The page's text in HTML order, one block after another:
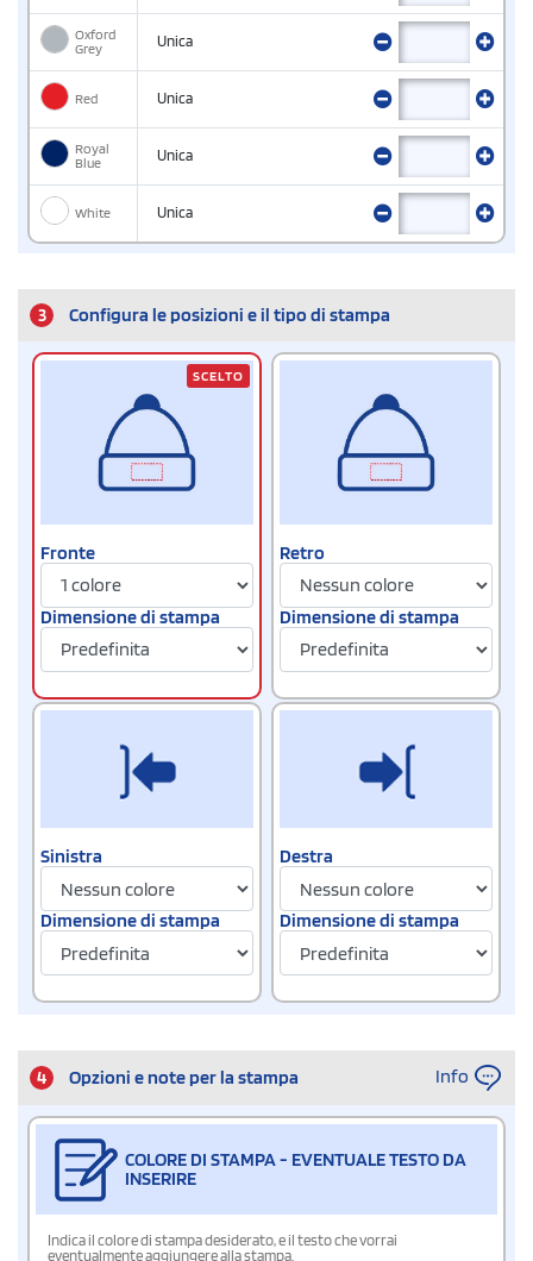
Oxford
Grey
Unica
Red Unica
Royal
Blue
Unica
White Unica
3 Configura le posizioni e il tipo di stampa
Fronte
Dimensione di stampa
SCELTO
Retro
Dimensione di stampa
Sinistra
Dimensione di stampa
Destra
Dimensione di stampa
4 Opzioni e note per la stampa Info
COLORE DI STAMPA - EVENTUALE TESTO DA
INSERIRE
Indica il colore di stampa desiderato, e il testo che vorrai
eventualmente aggiungere alla stampa.